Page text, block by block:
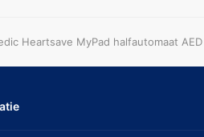
Heartsave MyPad halfautomaat AED